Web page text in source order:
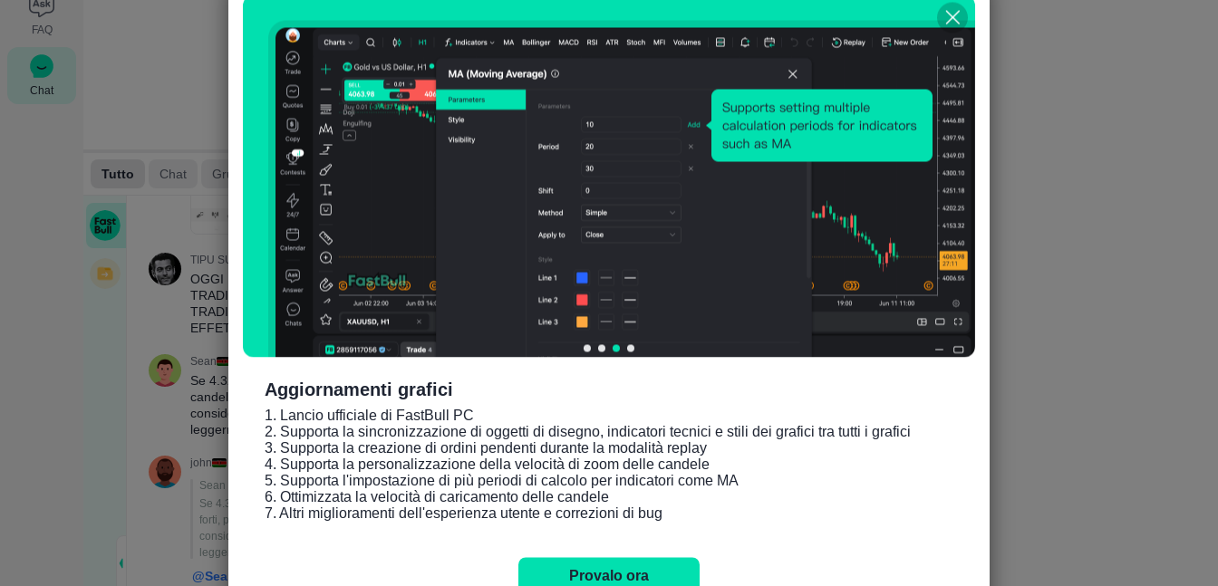
FAQ
Chat
Aggiornamenti grafici
1. Lancio ufficiale di FastBull PC
2. Supporta la sincronizzazione di oggetti di disegno, indicatori tecnici e stili dei grafici tra tutti i grafici
3. Supporta la creazione di ordini pendenti durante la modalità replay
4. Supporta la personalizzazione della velocità di zoom delle candele
5. Supporta l'impostazione di più periodi di calcolo per indicatori come MA
6. Ottimizzata la velocità di caricamento delle candele
7. Altri miglioramenti dell'esperienza utente e correzioni di bug
Provalo ora